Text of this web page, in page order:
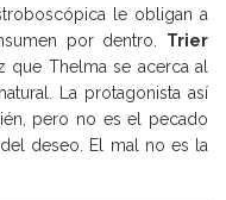
le obligan a
por dentro. Trier
que Thelma se acerca al
La protagonista así
pero no es el pecado
deseo. El mal no es la